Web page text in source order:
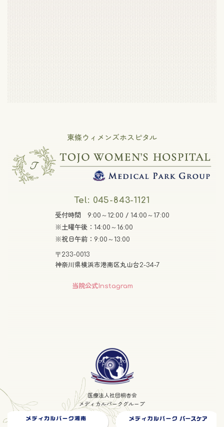
東條ウィメンズホスピタル
Tel: 045-843-1121
受付時間 9:00～12:00 / 14:00～17:00
※土曜午後：14:00～16:00
※祝日午前：9:00～13:00
〒233-0013
神奈川県横浜市港南区丸山台2-34-7
当院公式Instagram
医療法人社団桐杏会
メディカルパークグループ
リ
ン
ク